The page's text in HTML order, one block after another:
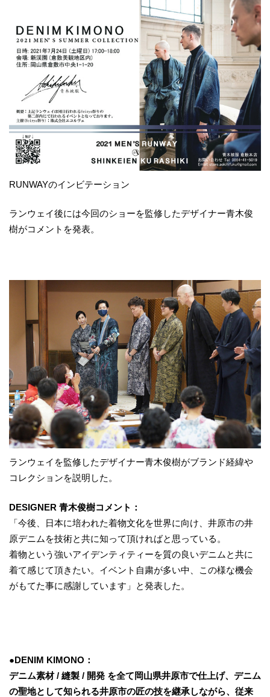
RUNWAYのインビテーション
ランウェイ後には今回のショーを監修したデザイナー青木俊
樹がコメントを発表。
ランウェイを監修したデザイナー青木俊樹がブランド経緯や
コレクションを説明した。
DESIGNER 青木俊樹コメント：
「今後、日本に培われた着物文化を世界に向け、井原市の井
原デニムを技術と共に知って頂ければと思っている。
着物という強いアイデンティティーを質の良いデニムと共に
着て感じて頂きたい。イベント自粛が多い中、この様な機会
がもてた事に感謝しています」と発表した。
●DENIM KIMONO：
デニム素材 / 縫製 / 開発 を全て岡山県井原市で仕上げ、デニム
の聖地として知られる井原市の匠の技を継承しながら、従来